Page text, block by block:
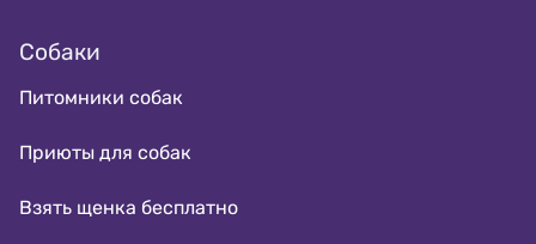
Собаки
Питомники собак
Приюты для собак
Взять щенка бесплатно